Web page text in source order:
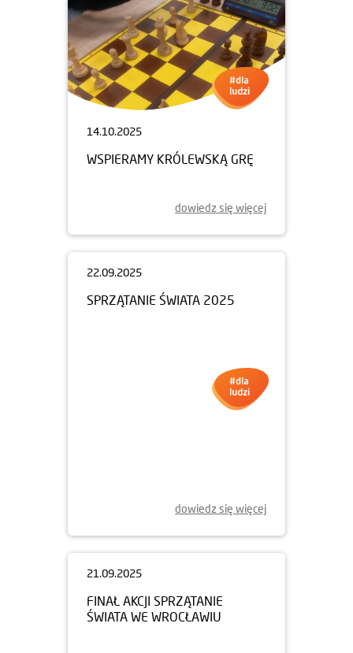
14.10.2025
WSPIERAMY KRÓLEWSKĄ GRĘ
dowiedz się więcej
22.09.2025
SPRZĄTANIE ŚWIATA 2025
dowiedz się więcej
21.09.2025
FINAŁ AKCJI SPRZĄTANIE
ŚWIATA WE WROCŁAWIU